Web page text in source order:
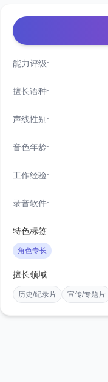
能力评级:
擅长语种:
声线性别:
音色年龄:
工作经验:
录音软件:
特色标签
角色专长
擅长领域
历史/纪录片 宣传/专题片